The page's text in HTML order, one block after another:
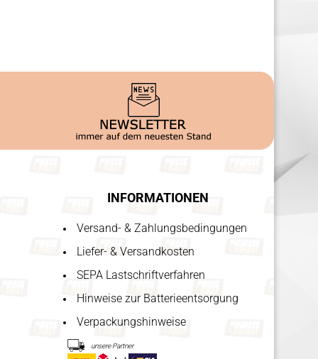
INFORMATIONEN
Versand- & Zahlungsbedingungen
Liefer- & Versandkosten
SEPA Lastschriftverfahren
Hinweise zur Batterieentsorgung
Verpackungshinweise
unsere Partner